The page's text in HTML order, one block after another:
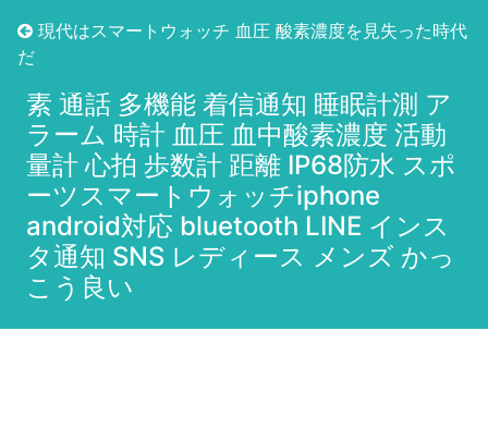
現代はスマートウォッチ 血圧 酸素濃度を見失った時代
だ
スマートウォッチ 血圧測定 血中酸
素 通話 多機能 着信通知 睡眠計測 ア
ラーム 時計 血圧 血中酸素濃度 活動
量計 心拍 歩数計 距離 IP68防水 スポ
ーツスマートウォッチiphone
android対応 bluetooth LINE インス
タ通知 SNS レディース メンズ かっ
こう良い